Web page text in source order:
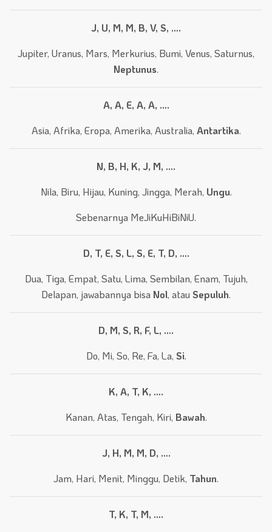
J, U, M, M, B, V, S, ….
Jupiter, Uranus, Mars, Merkurius, Bumi, Venus, Saturnus,
Neptunus.
A, A, E, A, A, ….
Asia, Afrika, Eropa, Amerika, Australia, Antartika.
N, B, H, K, J, M, ….
Nila, Biru, Hijau, Kuning, Jingga, Merah, Ungu.
Sebenarnya MeJiKuHiBiNiU.
D, T, E, S, L, S, E, T, D, ….
Dua, Tiga, Empat, Satu, Lima, Sembilan, Enam, Tujuh,
Delapan, jawabannya bisa Nol, atauSepuluh.
D, M, S, R, F, L, ….
Do, Mi, So, Re, Fa, La, Si.
K, A, T, K, ….
Kanan, Atas, Tengah, Kiri, Bawah.
J, H, M, M, D, ….
Jam, Hari, Menit, Minggu, Detik, Tahun.
T, K, T, M, ….